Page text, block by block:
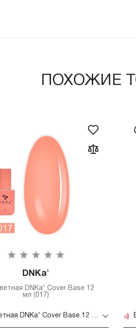
ПОХОЖИЕ
DNKa'
DNKa' Cover Base 12
мл (017)
База цветная DNKa' Cover Base 12 мл (017)